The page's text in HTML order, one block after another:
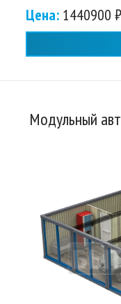
Цена: 1440900 ₽
Модульный